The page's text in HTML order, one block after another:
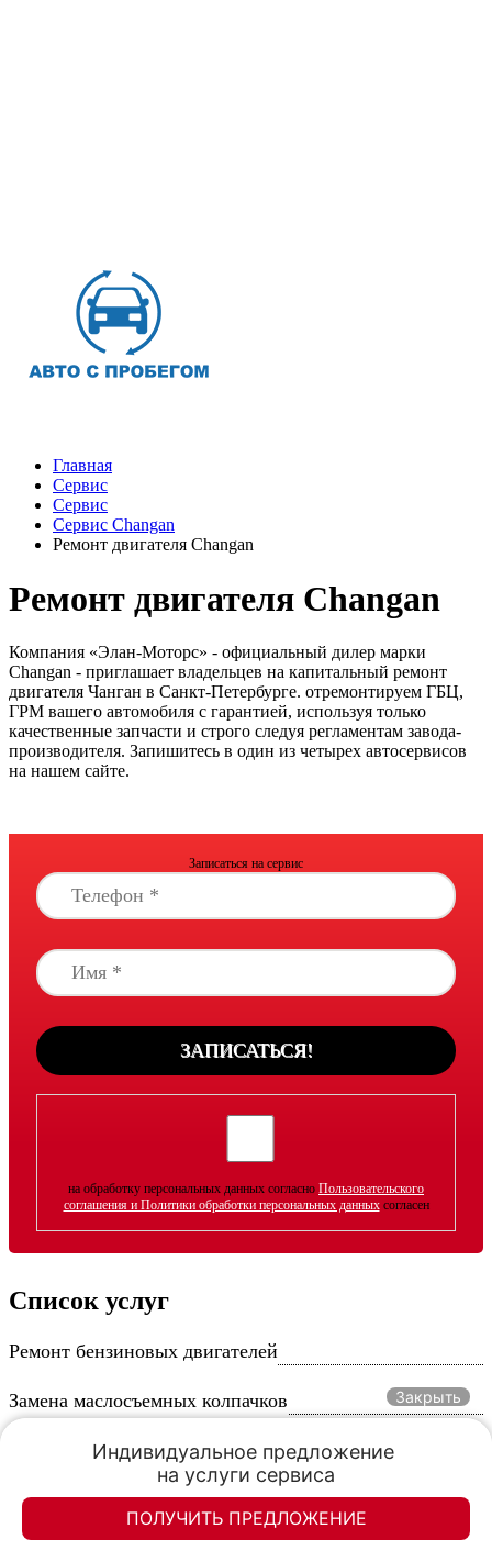
Главная
Сервис
Сервис
Сервис Changan
Ремонт двигателя Changan
Ремонт двигателя Changan
Компания «Элан-Моторс» - официальный дилер марки
Changan - приглашает владельцев на капитальный ремонт
двигателя Чанган в Санкт-Петербурге. отремонтируем ГБЦ,
ГРМ вашего автомобиля с гарантией, используя только
качественные запчасти и строго следуя регламентам завода-
производителя. Запишитесь в один из четырех автосервисов
на нашем сайте.
Записаться на сервис
на обработку персональных данных согласно Пользовательского
соглашения и Политики обработки персональных данныхсогласен
Список услуг
Ремонт бензиновых двигателей
Замена маслосъемных колпачков
Замена бензинового двигателя
Капитальный ремонт бензинового двигателя
Закрыть
Индивидуальное предложение
на услуги сервиса
ПОЛУЧИТЬ ПРЕДЛОЖЕНИЕ
Элан-моторс
Элан-моторс